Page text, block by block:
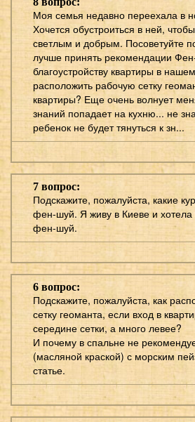
Моя семья недавно переехала в
Хочется обустроиться в ней,
светлым и добрым. Посоветуйте
лучше принять рекомендации
благоустройству квартиры в
расположить рабочую сетку
квартиры? Еще очень волнует
знаний попадает на кухню... не
ребенок не будет тянуться к зн...
7 вопрос:
Подскажите, пожалуйста, какие
фен-шуй. Я живу в Киеве и хотела
фен-шуй.
6 вопрос:
Подскажите, пожалуйста, как
сетку геоманта, если вход в
середине сетки, а много левее?
И почему в спальне не
(масляной краской) с морским
статье.